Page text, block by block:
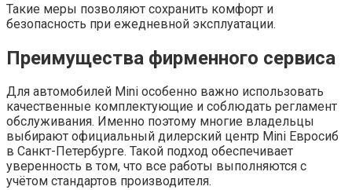
Такие меры позволяют сохранить комфорт и
безопасность при ежедневной эксплуатации.
Преимущества фирменного сервиса
Для автомобилей Mini особенно важно использовать
качественные комплектующие и соблюдать регламент
обслуживания. Именно поэтому многие владельцы
выбирают официальный дилерский центр Mini Евросиб
в Санкт-Петербурге. Такой подход обеспечивает
уверенность в том, что все работы выполняются с
учётом стандартов производителя.